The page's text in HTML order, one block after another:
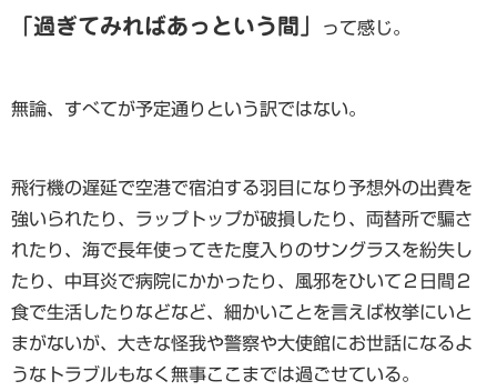
「過ぎてみればあっという間」 って感じ。
無論、すべてが予定通りという訳ではない。
飛行機の遅延で空港で宿泊する羽目になり予想外の出費を
強いられたり、ラップトップが破損したり、両替所で騙さ
れたり、海で長年使ってきた度入りのサングラスを紛失し
たり、中耳炎で病院にかかったり、風邪をひいて２日間２
食で生活したりなどなど、細かいことを言えば枚挙にいと
まがないが、大きな怪我や警察や大使館にお世話になるよ
うなトラブルもなく無事ここまでは過ごせている。